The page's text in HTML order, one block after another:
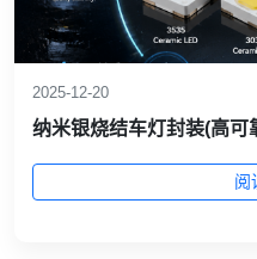
2025-12-20
纳米银烧结车灯封装(高
阅